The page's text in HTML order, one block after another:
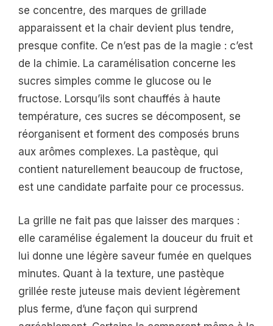
se concentre, des marques de grillade
apparaissent et la chair devient plus tendre,
presque confite. Ce n’est pas de la magie : c’est
de la chimie. La caramélisation concerne les
sucres simples comme le glucose ou le
fructose. Lorsqu’ils sont chauffés à haute
température, ces sucres se décomposent, se
réorganisent et forment des composés bruns
aux arômes complexes. La pastèque, qui
contient naturellement beaucoup de fructose,
est une candidate parfaite pour ce processus.
La grille ne fait pas que laisser des marques :
elle caramélise également la douceur du fruit et
lui donne une légère saveur fumée en quelques
minutes. Quant à la texture, une pastèque
grillée reste juteuse mais devient légèrement
plus ferme, d’une façon qui surprend